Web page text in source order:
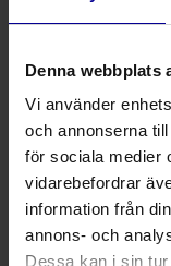
Denna webbplats
Vi använder
och annonserna
för sociala medier
vidarebefordrar
information från
annons- och
Dessa kan i sin